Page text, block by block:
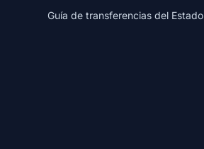
Guía de transferencias del Estado